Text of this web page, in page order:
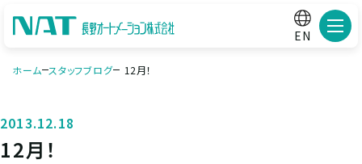
EN メニ
ホーム スタッフブログ 12月！
2013.12.18
12月！